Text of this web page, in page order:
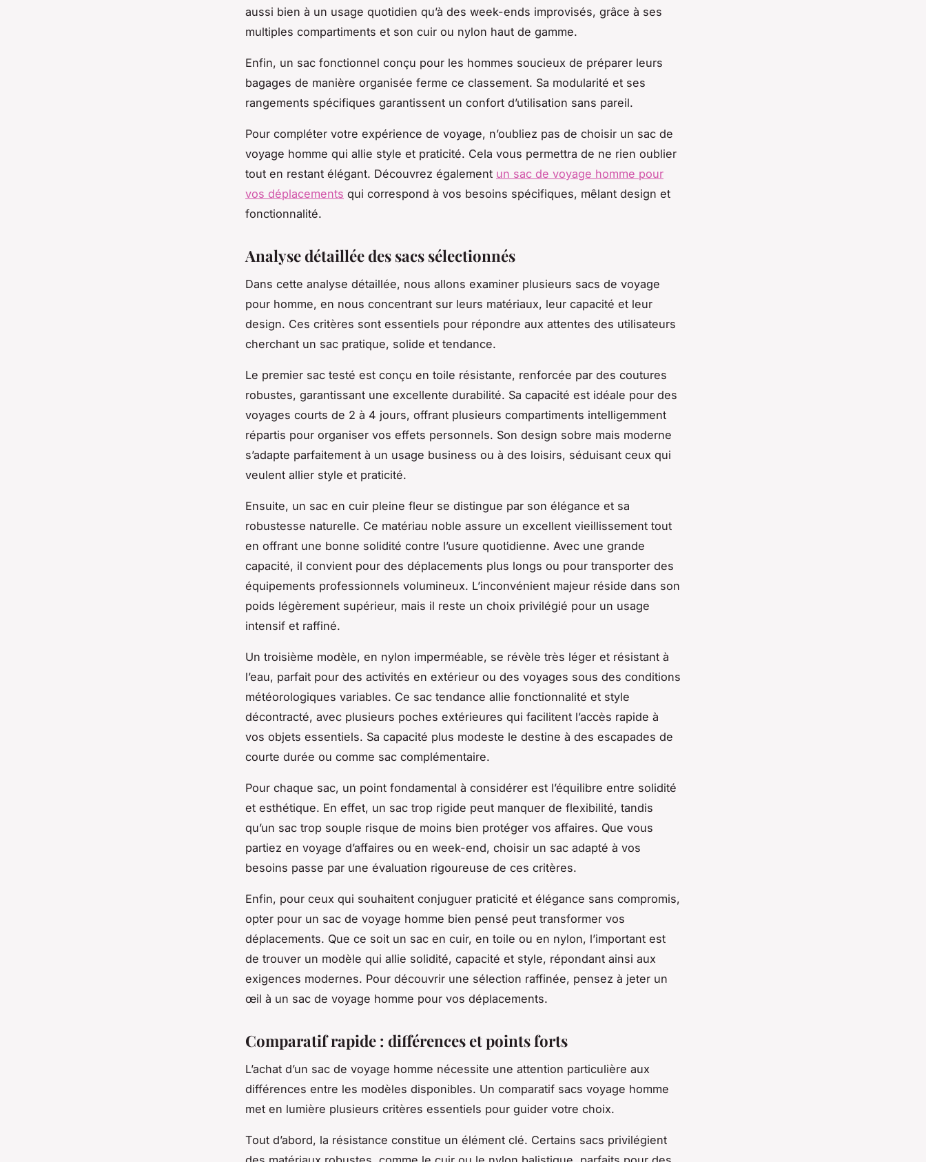
aussi bien à un usage quotidien qu’à des week-ends improvisés, grâce à ses
multiples compartiments et son cuir ou nylon haut de gamme.
Enfin, un sac fonctionnel conçu pour les hommes soucieux de préparer leurs
bagages de manière organisée ferme ce classement. Sa modularité et ses
rangements spécifiques garantissent un confort d’utilisation sans pareil.
Pour compléter votre expérience de voyage, n’oubliez pas de choisir un sac de
voyage homme qui allie style et praticité. Cela vous permettra de ne rien oublier
tout en restant élégant. Découvrez également un sac de voyage homme pour
vos déplacements qui correspond à vos besoins spécifiques, mêlant design et
fonctionnalité.
Analyse détaillée des sacs sélectionnés
Dans cette analyse détaillée, nous allons examiner plusieurs sacs de voyage
pour homme, en nous concentrant sur leurs matériaux, leur capacité et leur
design. Ces critères sont essentiels pour répondre aux attentes des utilisateurs
cherchant un sac pratique, solide et tendance.
Le premier sac testé est conçu en toile résistante, renforcée par des coutures
robustes, garantissant une excellente durabilité. Sa capacité est idéale pour des
voyages courts de 2 à 4 jours, offrant plusieurs compartiments intelligemment
répartis pour organiser vos effets personnels. Son design sobre mais moderne
s’adapte parfaitement à un usage business ou à des loisirs, séduisant ceux qui
veulent allier style et praticité.
Ensuite, un sac en cuir pleine fleur se distingue par son élégance et sa
robustesse naturelle. Ce matériau noble assure un excellent vieillissement tout
en offrant une bonne solidité contre l’usure quotidienne. Avec une grande
capacité, il convient pour des déplacements plus longs ou pour transporter des
équipements professionnels volumineux. L’inconvénient majeur réside dans son
poids légèrement supérieur, mais il reste un choix privilégié pour un usage
intensif et raffiné.
Un troisième modèle, en nylon imperméable, se révèle très léger et résistant à
l’eau, parfait pour des activités en extérieur ou des voyages sous des conditions
météorologiques variables. Ce sac tendance allie fonctionnalité et style
décontracté, avec plusieurs poches extérieures qui facilitent l’accès rapide à
vos objets essentiels. Sa capacité plus modeste le destine à des escapades de
courte durée ou comme sac complémentaire.
Pour chaque sac, un point fondamental à considérer est l’équilibre entre solidité
et esthétique. En effet, un sac trop rigide peut manquer de flexibilité, tandis
qu’un sac trop souple risque de moins bien protéger vos affaires. Que vous
partiez en voyage d’affaires ou en week-end, choisir un sac adapté à vos
besoins passe par une évaluation rigoureuse de ces critères.
Enfin, pour ceux qui souhaitent conjuguer praticité et élégance sans compromis,
opter pour un sac de voyage homme bien pensé peut transformer vos
déplacements. Que ce soit un sac en cuir, en toile ou en nylon, l’important est
de trouver un modèle qui allie solidité, capacité et style, répondant ainsi aux
exigences modernes. Pour découvrir une sélection raffinée, pensez à jeter un
œil à un sac de voyage homme pour vos déplacements.
Comparatif rapide : différences et points forts
L’achat d’un sac de voyage homme nécessite une attention particulière aux
différences entre les modèles disponibles. Un comparatif sacs voyage homme
met en lumière plusieurs critères essentiels pour guider votre choix.
Tout d’abord, la résistance constitue un élément clé. Certains sacs privilégient